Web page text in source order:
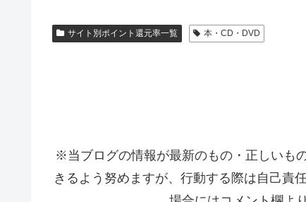
サイト別ポイント還元率一覧 本・CD・DVD
※当ブログの情報が最新のもの・正しいも
きるよう努めますが、行動する際は自己責